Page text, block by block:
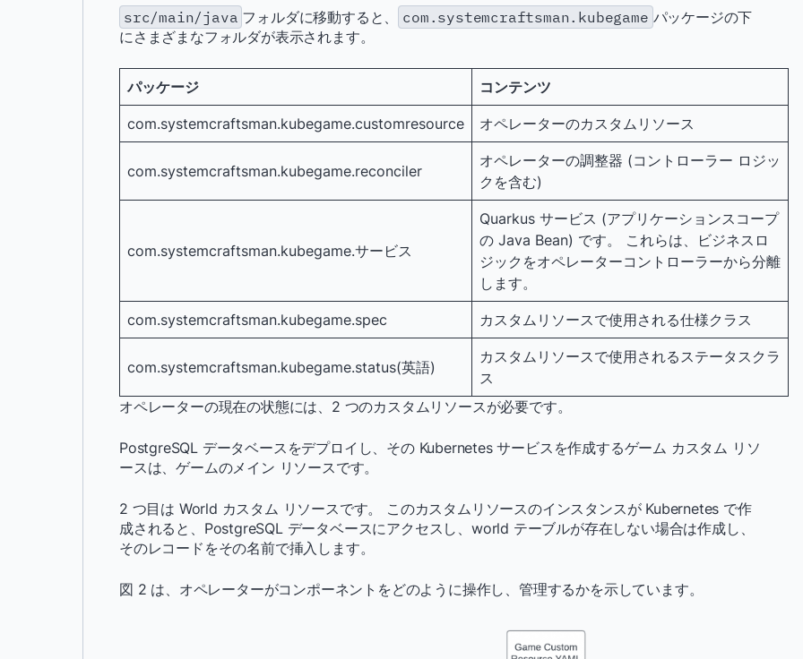
src/main/java フォルダに移動すると、 com.systemcraftsman.kubegame パッケージの下
にさまざまなフォルダが表示されます。
パッケージ コンテンツ
com.systemcraftsman.kubegame.customresource オペレーターのカスタムリソース
com.systemcraftsman.kubegame.reconciler
オペレーターの調整器 (コントローラー ロジッ
クを含む)
com.systemcraftsman.kubegame.サービス
Quarkus サービス (アプリケーションスコープ
の Java Bean) です。 これらは、ビジネスロ
ジックをオペレーターコントローラーから分離
します。
com.systemcraftsman.kubegame.spec カスタムリソースで使用される仕様クラス
com.systemcraftsman.kubegame.status(英語)
カスタムリソースで使用されるステータスクラ
ス
オペレーターの現在の状態には、2 つのカスタムリソースが必要です。
PostgreSQL データベースをデプロイし、その Kubernetes サービスを作成するゲーム カスタム リソ
ースは、ゲームのメイン リソースです。
2 つ目は World カスタム リソースです。 このカスタムリソースのインスタンスが Kubernetes で作
成されると、PostgreSQL データベースにアクセスし、world テーブルが存在しない場合は作成し、
そのレコードをその名前で挿入します。
図 2 は、オペレーターがコンポーネントをどのように操作し、管理するかを示しています。